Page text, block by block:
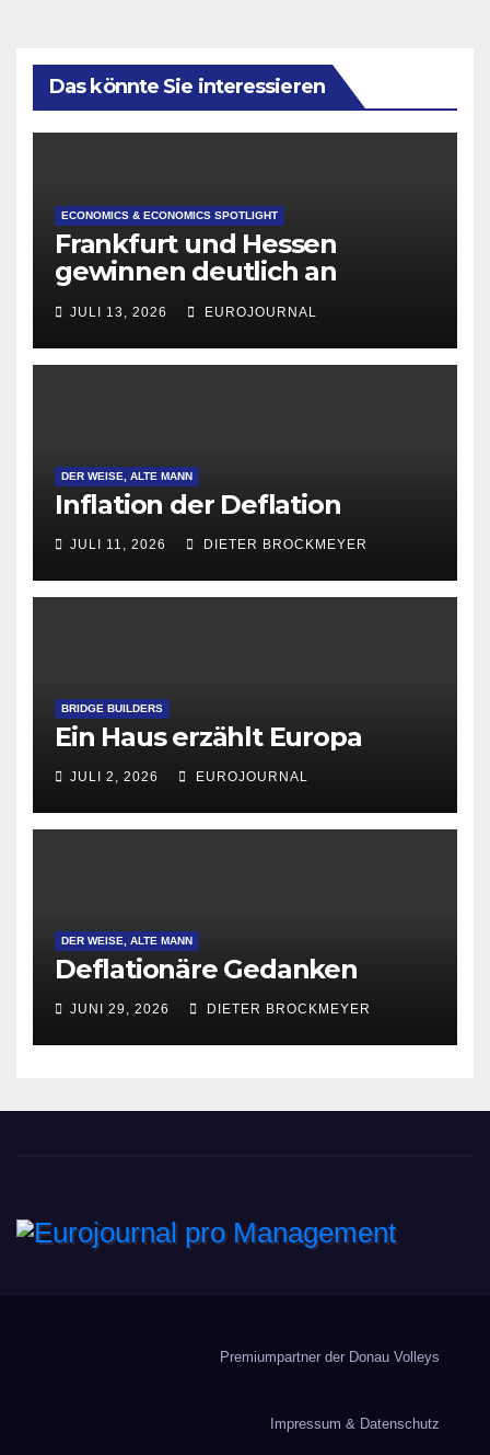
Das könnte Sie interessieren
ECONOMICS & ECONOMICS SPOTLIGHT
Frankfurt und Hessen
gewinnen deutlich an
Attraktivität für Startup-
Gründungen
JULI 13, 2026 EUROJOURNAL
DER WEISE, ALTE MANN
Inflation der Deflation
JULI 11, 2026 DIETER BROCKMEYER
BRIDGE BUILDERS
Ein Haus erzählt Europa
JULI 2, 2026 EUROJOURNAL
DER WEISE, ALTE MANN
Deflationäre Gedanken
JUNI 29, 2026 DIETER BROCKMEYER
Premiumpartner der Donau Volleys
Impressum & Datenschutz